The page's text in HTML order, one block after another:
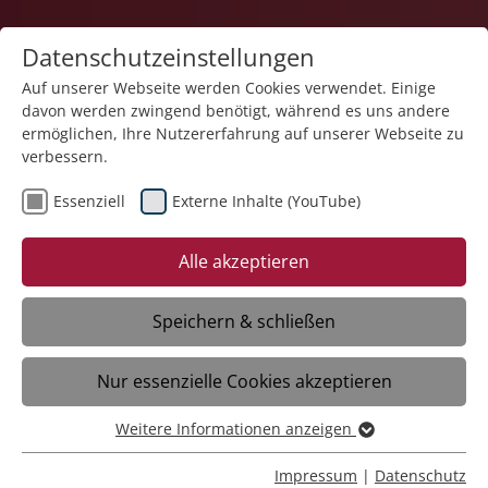
10.06.2025
Liebenau baut Angebot in
Oberhelfenschwil um
OBERHELFENSCHWIL: Die Liebenau
Dorfplatz richtet das Leistungsangebot
neu aus
Datenschutzeinstellungen
Auf unserer Webseite werden Cookies verwendet. Einige
davon werden zwingend benötigt, während es uns andere
ermöglichen, Ihre Nutzererfahrung auf unserer Webseite zu
verbessern.
Essenziell Externe Inhalte (YouTube)
Alle akzeptieren
Speichern & schließen
Nur essenzielle Cookies akzeptieren
Essenziell
Essenzielle Cookies werden für grundlegende Funktionen
Weitere Informationen anzeigen
Impressum | Datenschutz